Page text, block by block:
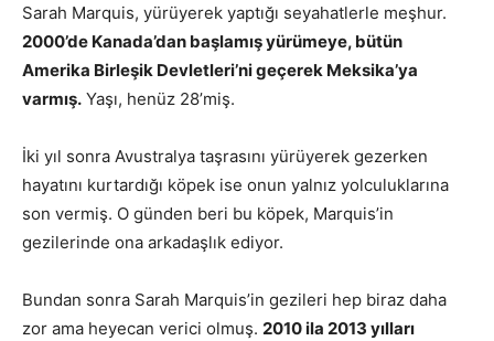
Sarah Marquis, yürüyerek yaptığı seyahatlerle meşhur.
2000’de Kanada’dan başlamış yürümeye, bütün
Amerika Birleşik Devletleri’ni geçerek Meksika’ya
varmış. Yaşı, henüz 28’miş.
İki yıl sonra Avustralya taşrasını yürüyerek gezerken
hayatını kurtardığı köpek ise onun yalnız yolculuklarına
son vermiş. O günden beri bu köpek, Marquis’in
gezilerinde ona arkadaşlık ediyor.
Bundan sonra Sarah Marquis’in gezileri hep biraz daha
zor ama heyecan verici olmuş. 2010 ila 2013 yılları